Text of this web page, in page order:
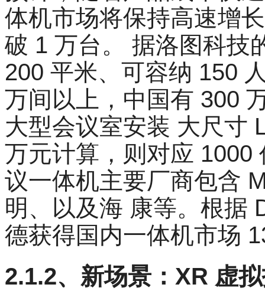
体机市场将保持高速增
破 1 万台。 据洛图科技
200 平米、可容纳 150
万间以上，中国有 300
大型会议室安装 大尺寸
万元计算，则对应 1000
议一体机主要厂商包含
明、以及海 康等。根据
德获得国内一体机市场
2.1.2、新场景：XR 虚